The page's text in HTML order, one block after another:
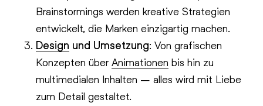
Brainstormings werden kreative Strategien
entwickelt, die Marken einzigartig machen.
Design und Umsetzung: Von grafischen
Konzepten überAnimationen bis hin zu
multimedialen Inhalten – alles wird mit Liebe
zum Detail gestaltet.